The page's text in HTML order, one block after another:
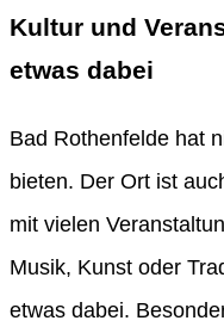
Kultur und
etwas dabei
Bad Rothenfelde hat
bieten. Der Ort ist
mit vielen
Musik, Kunst oder
etwas dabei.